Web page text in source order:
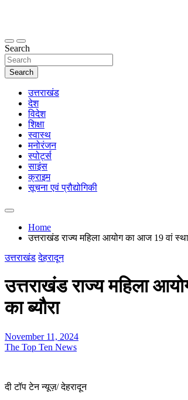
thetoptennews.com
Search
Search
उत्तराखंड
देश
विदेश
शिक्षा
स्वास्थ
मनोरंजन
स्पोर्ट्स
साइंस
क्राइम
सूचना एवं प्रौद्योगिकी
Home
उत्तराखंड राज्य महिला आयोग का आज 19 वां
उत्तराखंड देहरादून
उत्तराखंड राज्य महिला
का ब्यौरा
November 11, 2024
The Top Ten News
दी टॉप टेन न्यूज़/ देहरादून